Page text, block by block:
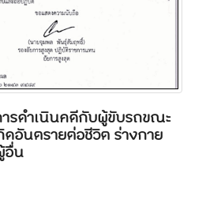
รดำเนินคดีกับผู้ขับรถขณะ
ดอันตรายต่อชีวิต ร่างกาย
อื่น